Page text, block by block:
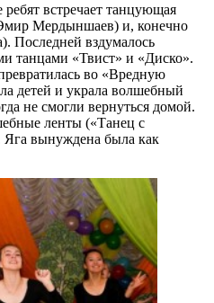
встречает танцующая
Мердыншаев) и, конечно
Последней вздумалось
танцами «Твист» и «Диско».
во «Вредную
детей и украла волшебный
не смогли вернуться домой.
ленты («Танец с
вынуждена была как